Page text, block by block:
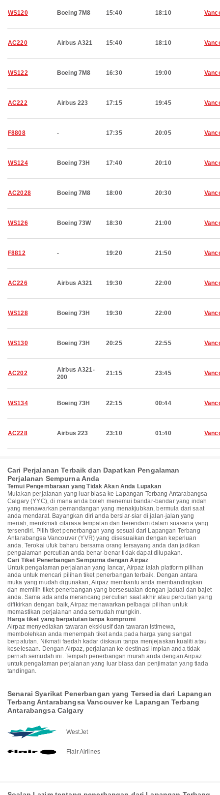
WS120 Boeing 7M8 15:40 18:10
AC220 Airbus A321 15:40 18:10
WS122 Boeing 7M8 16:30 19:00
AC222 Airbus 223 17:15 19:45
F8808 - 17:35 20:05
WS124 Boeing 73H 17:40 20:10
AC2028 Boeing 7M8 18:00 20:30
WS126 Boeing 73W 18:30 21:00
F8812 - 19:20 21:50
AC226 Airbus A321 19:30 22:00
WS128 Boeing 73H 19:30 22:00
WS130 Boeing 73H 20:25 22:55
AC202
Airbus A321-
200
21:15 23:45
WS134 Boeing 73H 22:15 00:44
AC228 Airbus 223 23:10 01:40
Cari Perjalanan Terbaik dan Dapatkan Pengalaman
Perjalanan Sempurna Anda
Temui Pengembaraan yang Tidak Akan Anda Lupakan
Mulakan perjalanan yang luar biasa ke Lapangan Terbang Antarabangsa
Calgary (YYC), di mana anda boleh menemui bandar-bandar yang indah
yang menawarkan pemandangan yang menakjubkan, bermula dari saat
anda mendarat. Bayangkan diri anda bersiar-siar di jalan-jalan yang
meriah, menikmati citarasa tempatan dan berendam dalam suasana yang
tersendiri. Pilih tiket penerbangan yang sesuai dari Lapangan Terbang
Antarabangsa Vancouver (YVR) yang disesuaikan dengan keperluan
anda. Terokai ufuk baharu bersama orang tersayang anda dan jadikan
pengalaman percutian anda benar-benar tidak dapat dilupakan.
Cari Tiket Penerbangan Sempurna dengan Airpaz
Untuk pengalaman perjalanan yang lancar, Airpaz ialah platform pilihan
anda untuk mencari pilihan tiket penerbangan terbaik. Dengan antara
muka yang mudah digunakan, Airpaz membantu anda membandingkan
dan memilih tiket penerbangan yang bersesuaian dengan jadual dan bajet
anda. Sama ada anda merancang percutian saat akhir atau percutian yang
difikirkan dengan baik, Airpaz menawarkan pelbagai pilihan untuk
memastikan perjalanan anda semudah mungkin.
Harga tiket yang berpatutan tanpa kompromi
Airpaz menyediakan tawaran eksklusif dan tawaran istimewa,
membolehkan anda menempah tiket anda pada harga yang sangat
berpatutan. Nikmati faedah kadar diskaun tanpa menjejaskan kualiti atau
keselesaan. Dengan Airpaz, perjalanan ke destinasi impian anda tidak
pernah semudah ini. Tempah penerbangan murah anda dengan Airpaz
untuk pengalaman perjalanan yang luar biasa dan penjimatan yang tiada
tandingan.
Senarai Syarikat Penerbangan yang Tersedia dari Lapangan
Terbang Antarabangsa Vancouver ke Lapangan Terbang
Antarabangsa Calgary
WestJet
Flair Airlines